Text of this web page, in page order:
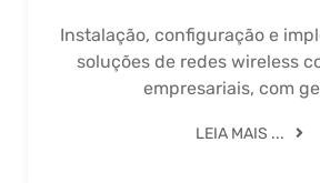
Instalação, configuração e
soluções de redes wireless
empresariais, com
LEIA MAIS ...